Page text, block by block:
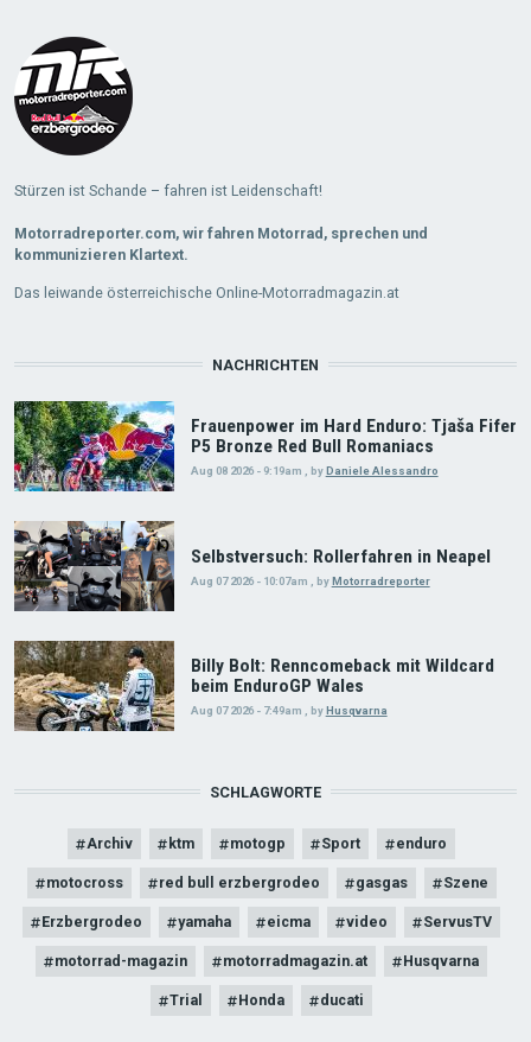
Stürzen ist Schande – fahren ist Leidenschaft!
Motorradreporter.com, wir fahren Motorrad, sprechen und
kommunizieren Klartext.
Das leiwande österreichische Online-Motorradmagazin.at
NACHRICHTEN
Frauenpower im Hard Enduro: Tjaša Fifer
P5 Bronze Red Bull Romaniacs
Aug 08 2026 - 9:19am , by Daniele Alessandro
Selbstversuch: Rollerfahren in Neapel
Aug 07 2026 - 10:07am byMotorradreporter
Billy Bolt: Renncomeback mit Wildcard
beim EnduroGP Wales
Aug 07 2026 - 7:49am byHusqvarna
SCHLAGWORTE
Archiv ktm motogp Sport enduro
motocross red bull erzbergrodeo gasgas Szene
Erzbergrodeo yamaha eicma video ServusTV
motorrad-magazin motorradmagazin.at Husqvarna
Trial Honda ducati